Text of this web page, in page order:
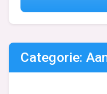
Categorie: